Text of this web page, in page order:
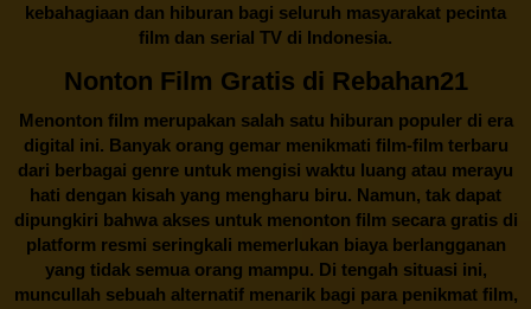
kebahagiaan dan hiburan bagi seluruh masyarakat pecinta
film dan serial TV di Indonesia.
Nonton Film Gratis di Rebahan21
Menonton film merupakan salah satu hiburan populer di era
digital ini. Banyak orang gemar menikmati film-film terbaru
dari berbagai genre untuk mengisi waktu luang atau merayu
hati dengan kisah yang mengharu biru. Namun, tak dapat
dipungkiri bahwa akses untuk menonton film secara gratis di
platform resmi seringkali memerlukan biaya berlangganan
yang tidak semua orang mampu. Di tengah situasi ini,
muncullah sebuah alternatif menarik bagi para penikmat film,